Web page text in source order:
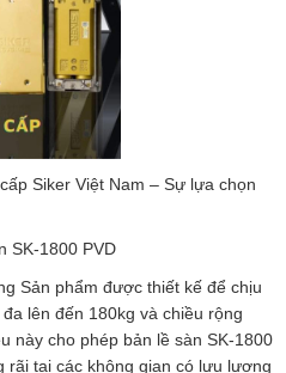
Siker Việt Nam – Sự lựa chọn
SK-1800 PVD
Sản phẩm được thiết kế để chịu
lên đến 180kg và chiều rộng
này cho phép bản lề sàn SK-1800
rãi tại các không gian có lưu lượng